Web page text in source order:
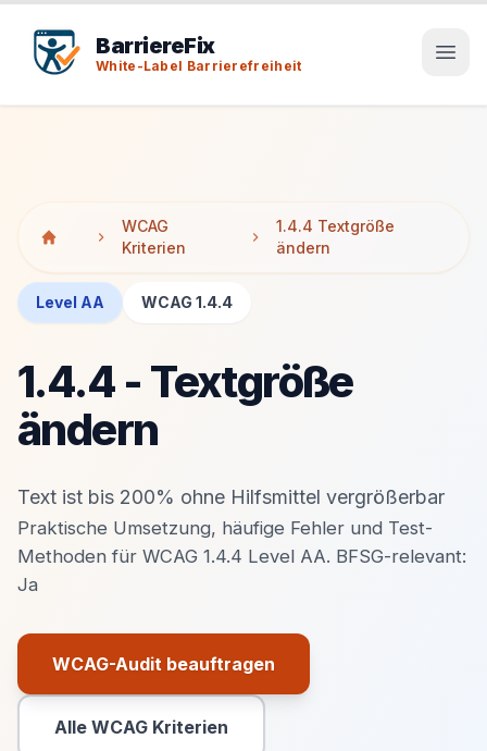
BarriereFix
White-Label Barrierefreiheit
WCAG
Kriterien
1.4.4 Textgröße
ändern
Level AA WCAG 1.4.4
1.4.4 - Textgröße
ändern
Text ist bis 200% ohne Hilfsmittel vergrößerbar
Praktische Umsetzung, häufige Fehler und Test-
Methoden für WCAG 1.4.4 Level AA. BFSG-relevant:
Ja
WCAG-Audit beauftragen
Primäre Aktion
Alle WCAG Kriterien
Sekundäre Aktion